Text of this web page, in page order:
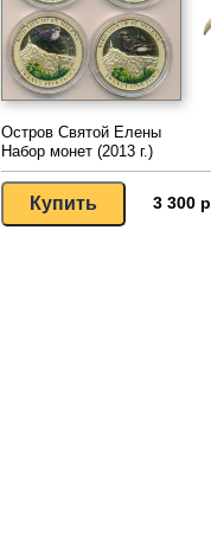
Остров Святой Елены
Набор монет (2013 г.)
3 300